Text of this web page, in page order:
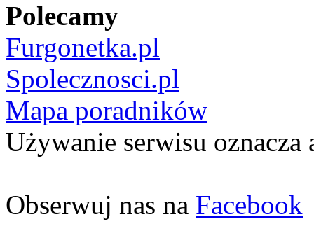
Polecamy
Furgonetka.pl
Spolecznosci.pl
Mapa poradników
Używanie serwisu oznacza
Obserwuj nas na Facebook